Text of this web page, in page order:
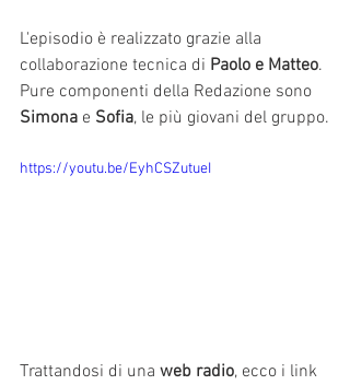
L'episodio è realizzato grazie alla
collaborazione tecnica di Paolo e Matteo.
Pure componenti della Redazione sono
Simona e Sofia, le più giovani del gruppo.
https://youtu.be/EyhCSZutueI
Trattandosi di una web radio, ecco i link